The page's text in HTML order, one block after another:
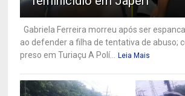
Gabriela Ferreira morreu após ser
ao defender a filha de tentativa de abuso;
preso em Turiaçu A Polí...
Leia Mais